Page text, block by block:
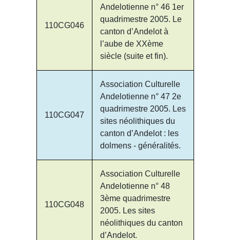
110CG046
Andelotienne n° 46 1er
quadrimestre 2005. Le
canton d’Andelot à
l’aube de XXème
siècle (suite et fin).
110CG047
Association Culturelle
Andelotienne n° 47 2e
quadrimestre 2005. Les
sites néolithiques du
canton d’Andelot : les
dolmens - généralités.
110CG048
Association Culturelle
Andelotienne n° 48
3ème quadrimestre
2005. Les sites
néolithiques du canton
d’Andelot.